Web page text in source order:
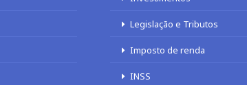
Legislação e Tributos
Imposto de renda
INSS